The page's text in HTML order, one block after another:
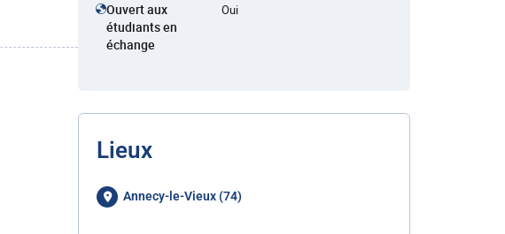
Ouvert aux
étudiants en
échange
Oui
Lieux
Annecy-le-Vieux (74)